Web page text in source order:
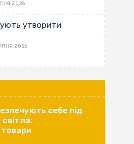
2026
утворити
2026
себе під
товари